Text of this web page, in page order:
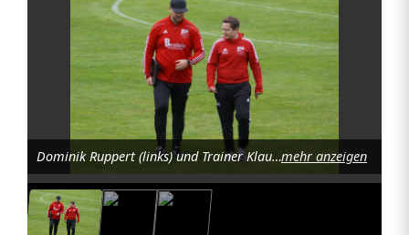
t
m
i
Dominik Ruppert (links) und Trainer Klaus Moucha betraten nach der Halbzeit das letzte Mal als Trainer das Spielfeld. Foto: Norbert Tannhäusermehr anzeigen